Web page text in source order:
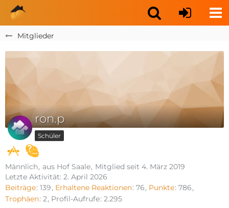
Mitglieder
ron.p
Schüler
Männlich aus Hof Saale Mitglied seit 4. März 2019
Letzte Aktivität: 2. April 2026
Beiträge 139 Erhaltene Reaktionen 76 Punkte 786
Trophäen 2 Profil-Aufrufe 2.295